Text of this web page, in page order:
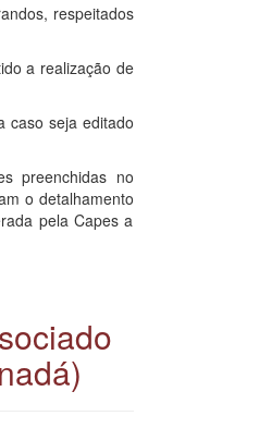
respeitados
a realização de
caso seja editado
preenchidas no
o detalhamento
pela Capes a